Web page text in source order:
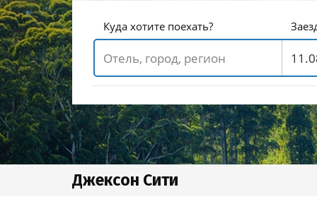
Куда хотите поехать?
Джексон Сити